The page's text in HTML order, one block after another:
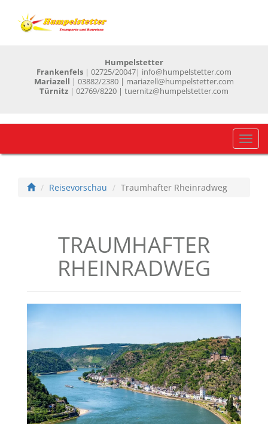
Humpelstetter
Frankenfels | 02725/20047| info@humpelstetter.com
Mariazell | 03882/2380 | mariazell@humpelstetter.com
Türnitz | 02769/8220 | tuernitz@humpelstetter.com
Reisevorschau Traumhafter Rheinradweg
TRAUMHAFTER
RHEINRADWEG